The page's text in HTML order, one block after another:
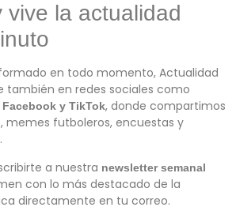
la actualidad
en todo momento, Actualidad
también en redes sociales como
y TikTok, donde compartimos
memes futboleros, encuestas y
a nuestra newsletter semanal
con lo más destacado de la
directamente en tu correo.